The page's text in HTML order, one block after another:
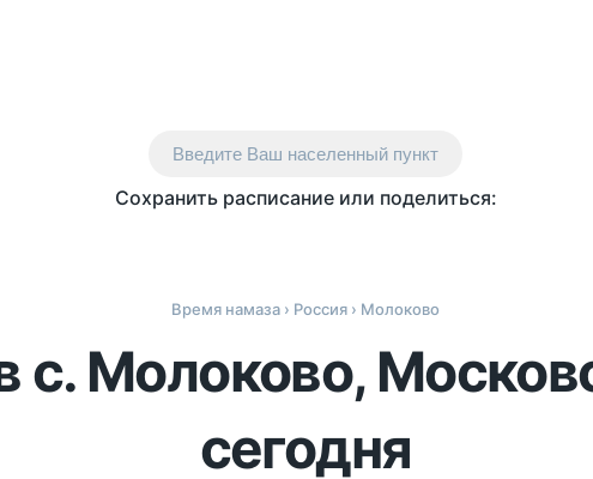
Введите Ваш населенный пункт
Сохранить расписание или поделиться:
Время намаза › Россия › Молоково
с. Молоково,
сегодня